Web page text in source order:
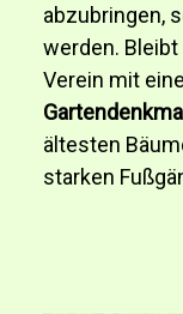
abzubringen,
werden.
Verein mit
ältesten
starken